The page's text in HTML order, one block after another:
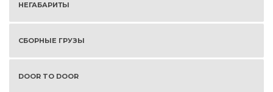
НЕГАБАРИТЫ
СБОРНЫЕ ГРУЗЫ
DOOR TO DOOR